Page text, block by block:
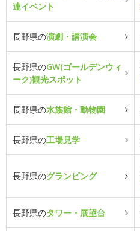
連イベント
長野県の演劇・講演会
長野県のGW(ゴールデンウィ
ーク)観光スポット
長野県の水族館・動物園
長野県の工場見学
長野県のグランピング
長野県のタワー・展望台